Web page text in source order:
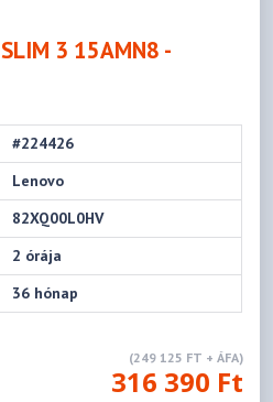
3 15AMN8 -
#224426
Lenovo
82XQ00L0HV
2 órája
36 hónap
(249 125 FT + ÁFA)
316 390 Ft